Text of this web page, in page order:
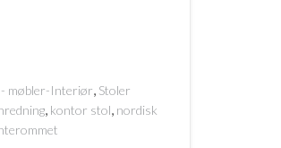
- møbler-Interiør, Stoler
, kontor stol, nordisk